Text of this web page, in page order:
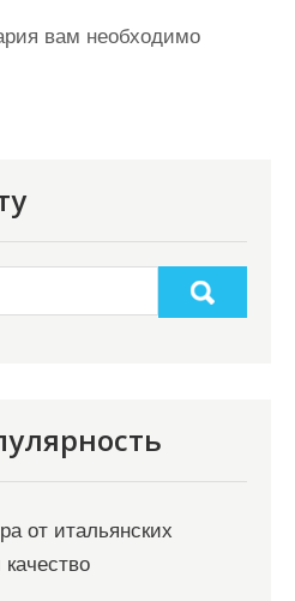
вам необходимо
от итальянских